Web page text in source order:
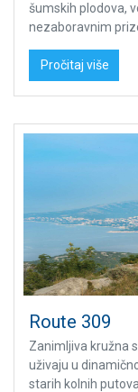
šumskih plodova,
nezaboravnim
Pročitaj više
Route 309
Zanimljiva kružna
uživaju u
starih kolnih putova